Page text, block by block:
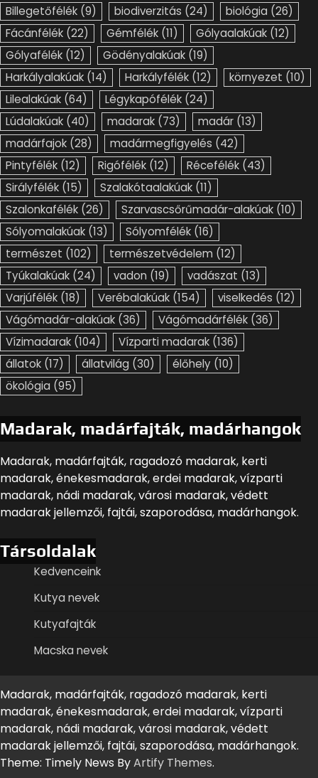
Billegetőfélék (9) biodiverzitás (24) biológia (26)
Fácánfélék (22) Gémfélék (11) Gólyaalakúak (12)
Gólyafélék (12) Gödényalakúak (19)
Harkályalakúak (14) Harkályfélék (12) környezet (10)
Lilealakúak (64) Légykapófélék (24)
Lúdalakúak (40) madarak (73) madár (13)
madárfajok (28) madármegfigyelés (42)
Pintyfélék (12) Rigófélék (12) Récefélék (43)
Sirályfélék (15) Szalakótaalakúak (11)
Szalonkafélék (26) Szarvascsőrűmadár-alakúak (10)
Sólyomalakúak (13) Sólyomfélék (16)
természet (102) természetvédelem (12)
Tyúkalakúak (24) vadon (19) vadászat (13)
Varjúfélék (18) Verébalakúak (154) viselkedés (12)
Vágómadár-alakúak (36) Vágómadárfélék (36)
Vízimadarak (104) Vízparti madarak (136)
állatok (17) állatvilág (30) élőhely (10)
ökológia (95)
Madarak, madárfajták, madárhangok
Madarak, madárfajták, ragadozó madarak, kerti
madarak, énekesmadarak, erdei madarak, vízparti
madarak, nádi madarak, városi madarak, védett
madarak jellemzői, fajtái, szaporodása, madárhangok.
Társoldalak
Kedvenceink
Kutya nevek
Kutyafajták
Macska nevek
Madarak, madárfajták, ragadozó madarak, kerti
madarak, énekesmadarak, erdei madarak, vízparti
madarak, nádi madarak, városi madarak, védett
madarak jellemzői, fajtái, szaporodása, madárhangok.
Theme: Timely News ByArtify Themes.